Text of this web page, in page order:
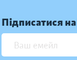
Підписатися